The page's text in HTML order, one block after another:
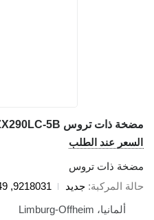
عند الطلب
ذات تروس
المركبة جديد
9218031, YB60002049
ألمانيا، Limburg-Offheim